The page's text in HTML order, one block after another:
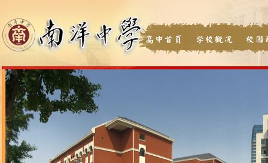
高中首页 学校概况 校园